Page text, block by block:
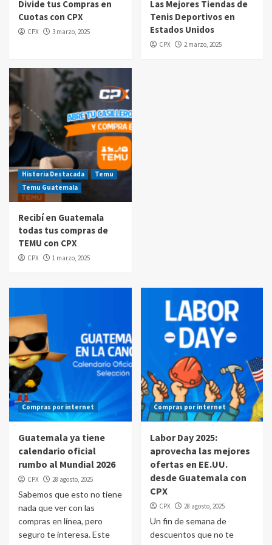
$20 de reintegro en tus compras Amazon
Prime Day Guatemala 2025
Divide tus Compras en
Cuotas con CPX
CPX 3 marzo, 2025
Las Mejores Tiendas de
Tenis Deportivos en
Estados Unidos
CPX 2 marzo, 2025
Historia Destacada
Temu
Temu Guatemala
Recibí en Guatemala
todas tus compras de
TEMU con CPX
CPX 1 marzo, 2025
Compras por internet
Guatemala ya tiene
calendario oficial
rumbo al Mundial 2026
CPX 28 agosto, 2025
Sabemos que esto no tiene
nada que ver con las
compras en línea, pero
seguro te interesa. Este
Compras por internet
Labor Day 2025:
aprovecha las mejores
ofertas en EE.UU.
desde Guatemala con
CPX
CPX 28 agosto, 2025
Un fin de semana de
descuentos que no te